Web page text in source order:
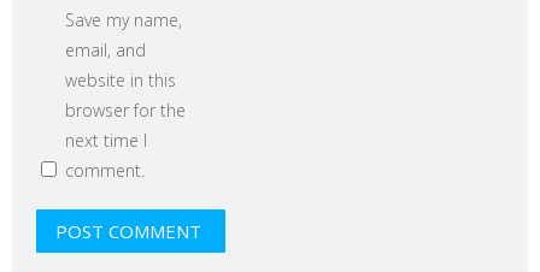
Save my name,
email, and
website in this
browser for the
next time I
comment.